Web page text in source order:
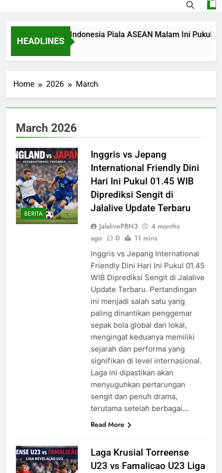
HEADLINES
Singapura vs Indonesia Piala ASEAN Malam Ini Pukul
Home 2026 March
March 2026
BERITA
Inggris vs Jepang
International Friendly Dini
Hari Ini Pukul 01.45 WIB
Diprediksi Sengit di
Jalalive Update Terbaru
JalalivePBN3
4 months
ago
0 11 mins
Inggris vs Jepang International
Friendly Dini Hari Ini Pukul 01.45
WIB Diprediksi Sengit di Jalalive
Update Terbaru. Pertandingan
ini menjadi salah satu yang
paling dinantikan penggemar
sepak bola global dan lokal,
mengingat keduanya memiliki
sejarah dan performa yang
signifikan di level internasional.
Laga ini dipastikan akan
menyuguhkan pertarungan
sengit dan penuh drama,
terutama setelah berbagai…
Read More
Laga Krusial Torreense
U23 vs Famalicao U23 Liga